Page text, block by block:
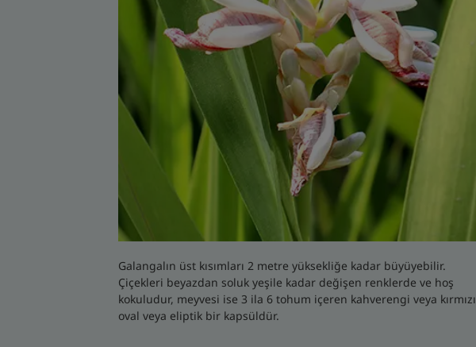
Galangalın üst kısımları 2 metre yüksekliğe kadar büyüyebilir.
Çiçekleri beyazdan soluk yeşile kadar değişen renklerde ve hoş
kokuludur, meyvesi ise 3 ila 6 tohum içeren kahverengi veya kırmızı
oval veya eliptik bir kapsüldür.